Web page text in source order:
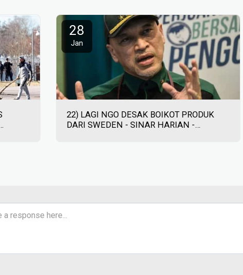
28
Jan
22) LAGI NGO DESAK BOIKOT PRODUK
DARI SWEDEN - SINAR HARIAN -